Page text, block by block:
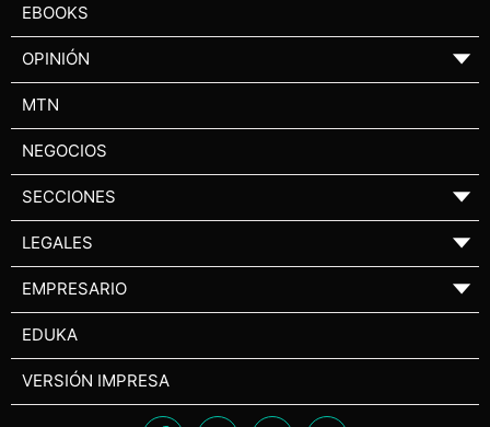
EBOOKS
OPINIÓN ▼
MTN
NEGOCIOS
SECCIONES ▼
LEGALES ▼
EMPRESARIO ▼
EDUKA
VERSIÓN IMPRESA